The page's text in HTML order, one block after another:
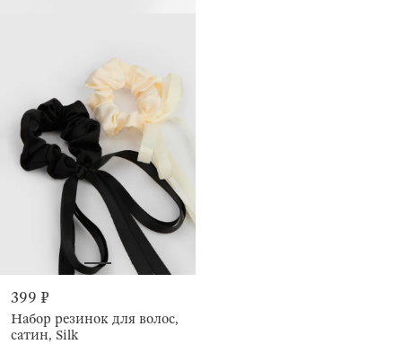
399 ₽
Набор резинок для волос,
сатин, Silk